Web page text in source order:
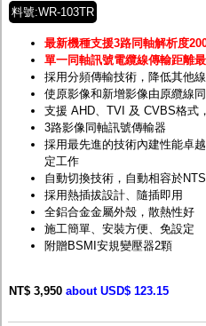
料號:WR-103TR
最新機種支援3路同軸解析度
單一同軸訊號電纜線傳輸距離
採用分頻傳輸技術，降低其他
使原影像和新增影像由原纜線
支援 AHD、TVI 及 CVBS格式
3路影像同軸訊號傳輸器
採用最先進的技術內建性能卓
定工作
自動切換技術，自動相容於
採用熱插拔設計、隨插即用
全鋁合金金屬外殼，散熱性好
施工簡單、安裝方便、免設定
附贈BSMI安規變壓器2顆
NT$ 3,950 about USD$ 123.15